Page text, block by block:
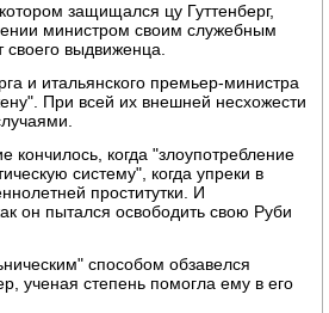
защищался цу Гуттенберг,
министром своим служебным
выдвиженца.
и итальянского премьер-министра
При всей их внешней несхожести
когда "злоупотребление
систему", когда упреки в
проститутки. И
он пытался освободить свою Руби
способом обзавелся
ученая степень помогла ему в его